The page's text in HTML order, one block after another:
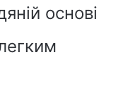
основі